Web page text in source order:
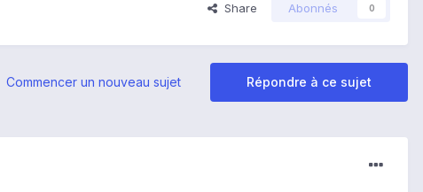
Share Abonnés 0
Répondre à ce sujet
Commencer un nouveau sujet